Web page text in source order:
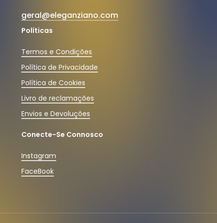
geral@eleganziano.com
Políticas
Termos e Condições
Política de Privacidade
Política de Cookies
Livro de reclamações
Envios e Devoluções
Conecte-Se Connosco
Instagram
FaceBook